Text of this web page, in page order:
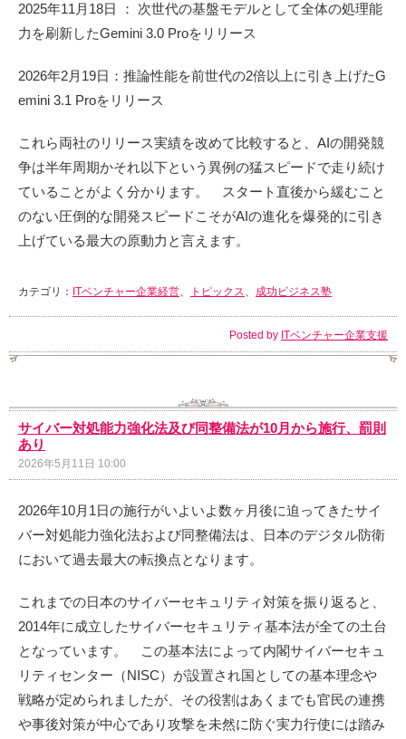
2025年11月18日 ： 次世代の基盤モデルとして全体の処理能
力を刷新したGemini 3.0 Proをリリース
2026年2月19日：推論性能を前世代の2倍以上に引き上げたG
emini 3.1 Proをリリース
これら両社のリリース実績を改めて比較すると、AIの開発競
争は半年周期かそれ以下という異例の猛スピードで走り続け
ていることがよく分かります。 スタート直後から緩むこと
のない圧倒的な開発スピードこそがAIの進化を爆発的に引き
上げている最大の原動力と言えます。
カテゴリ： ITベンチャー企業経営、 トピックス、 成功ビジネス塾
Posted by ITベンチャー企業支援
サイバー対処能力強化法及び同整備法が10月から施行、罰則
あり
2026年5月11日 10:00
2026年10月1日の施行がいよいよ数ヶ月後に迫ってきたサイ
バー対処能力強化法および同整備法は、日本のデジタル防衛
において過去最大の転換点となります。
これまでの日本のサイバーセキュリティ対策を振り返ると、
2014年に成立したサイバーセキュリティ基本法が全ての土台
となっています。 この基本法によって内閣サイバーセキュ
リティセンター（NISC）が設置され国としての基本理念や
戦略が定められましたが、その役割はあくまでも官民の連携
や事後対策が中心であり攻撃を未然に防ぐ実力行使には踏み